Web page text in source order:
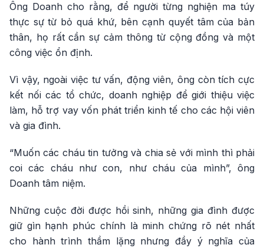
Ông Doanh cho rằng, để người từng nghiện ma túy
thực sự từ bỏ quá khứ, bên cạnh quyết tâm của bản
thân, họ rất cần sự cảm thông từ cộng đồng và một
công việc ổn định.
Vì vậy, ngoài việc tư vấn, động viên, ông còn tích cực
kết nối các tổ chức, doanh nghiệp để giới thiệu việc
làm, hỗ trợ vay vốn phát triển kinh tế cho các hội viên
và gia đình.
“Muốn các cháu tin tưởng và chia sẻ với mình thì phải
coi các cháu như con, như cháu của mình”, ông
Doanh tâm niệm.
Những cuộc đời được hồi sinh, những gia đình được
giữ gìn hạnh phúc chính là minh chứng rõ nét nhất
cho hành trình thầm lặng nhưng đầy ý nghĩa của